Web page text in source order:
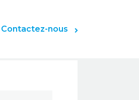
Contactez-nous